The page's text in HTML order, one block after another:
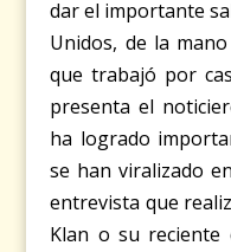
dar el importante
Unidos, de la
que trabajó por
presenta el
ha logrado
se han viralizado
entrevista que
Klan o su